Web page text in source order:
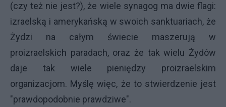
(czy też nie jest?), że wiele synagog ma dwie flagi:
izraelską i amerykańską w swoich sanktuariach, że
Żydzi na całym świecie maszerują w
proizraelskich paradach, oraz że tak wielu Żydów
daje tak wiele pieniędzy proizraelskim
organizacjom. Myślę więc, że to stwierdzenie jest
"prawdopodobnie prawdziwe".